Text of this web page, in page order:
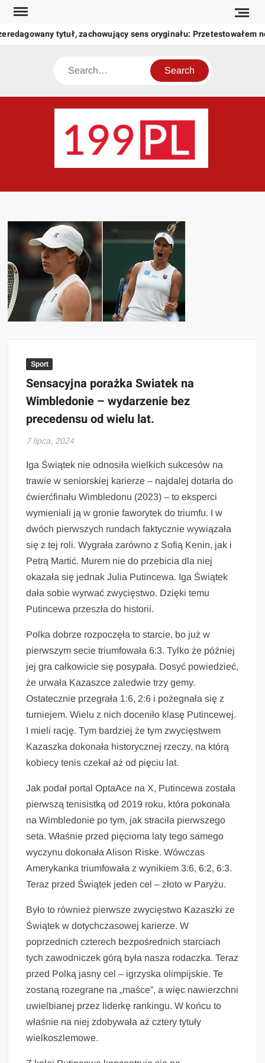
Skip
content
tytuł, zachowujący sens oryginału: Przetestowałem
Search
świat
Sport
Sensacyjna porażka Swiatek na
Wimbledonie – wydarzenie bez
precedensu od wielu lat.
7 lipca, 2024
Iga Świątek nie odnosiła wielkich sukcesów na
trawie w seniorskiej karierze – najdalej dotarła do
ćwierćfinału Wimbledonu (2023) – to eksperci
wymieniali ją w gronie faworytek do triumfu. I w
dwóch pierwszych rundach faktycznie wywiązała
się z tej roli. Wygrała zarówno z Sofią Kenin, jak i
Petrą Martić. Murem nie do przebicia dla niej
okazała się jednak Julia Putincewa. Iga Świątek
dała sobie wyrwać zwycięstwo. Dzięki temu
Putincewa przeszła do historii.
Polka dobrze rozpoczęła to starcie, bo już w
pierwszym secie triumfowała 6:3. Tylko że później
jej gra całkowicie się posypała. Dosyć powiedzieć,
że urwała Kazaszce zaledwie trzy gemy.
Ostatecznie przegrała 1:6, 2:6 i pożegnała się z
turniejem. Wielu z nich doceniło klasę Putincewej.
I mieli rację. Tym bardziej że tym zwycięstwem
Kazaszka dokonała historycznej rzeczy, na którą
kobiecy tenis czekał aż od pięciu lat.
Jak podał portal OptaAce na X, Putincewa została
pierwszą tenisistką od 2019 roku, która pokonała
na Wimbledonie po tym, jak straciła pierwszego
seta. Właśnie przed pięcioma laty tego samego
wyczynu dokonała Alison Riske. Wówczas
Amerykanka triumfowała z wynikiem 3:6, 6:2, 6:3.
Teraz przed Świątek jeden cel – złoto w Paryżu.
Było to również pierwsze zwycięstwo Kazaszki ze
Świątek w dotychczasowej karierze. W
poprzednich czterech bezpośrednich starciach
tych zawodniczek górą była nasza rodaczka. Teraz
przed Polką jasny cel – igrzyska olimpijskie. Te
zostaną rozegrane na „maśce”, a więc nawierzchni
uwielbianej przez liderkę rankingu. W końcu to
właśnie na niej zdobywała aż cztery tytuły
wielkoszlemowe.